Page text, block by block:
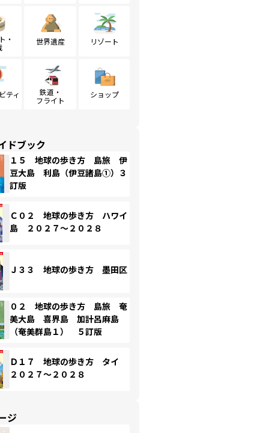
・
世界遺産 リゾート
ティ
鉄道・
フライト
ショップ
ドブック
１５ 地球の歩き方 島旅 伊
豆大島 利島（伊豆諸島①）３
訂版
Ｃ０２ 地球の歩き方 ハワイ
島 ２０２７～２０２８
Ｊ３３ 地球の歩き方 墨田区
０２ 地球の歩き方 島旅 奄
美大島 喜界島 加計呂麻島
（奄美群島１） ５訂版
Ｄ１７ 地球の歩き方 タイ
２０２７～２０２８
ジ